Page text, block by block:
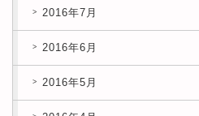
2016年7月
2016年6月
2016年5月